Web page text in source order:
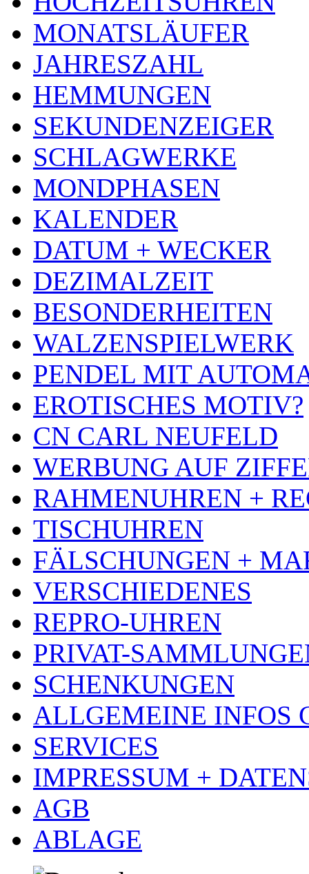
MONATSLÄUFER
JAHRESZAHL
HEMMUNGEN
SEKUNDENZEIGER
SCHLAGWERKE
MONDPHASEN
KALENDER
DATUM + WECKER
DEZIMALZEIT
BESONDERHEITEN
WALZENSPIELWERK
PENDEL MIT
EROTISCHES MOTIV?
CN CARL NEUFELD
WERBUNG AUF
RAHMENUHREN +
TISCHUHREN
FÄLSCHUNGEN +
VERSCHIEDENES
REPRO-UHREN
PRIVAT-
SCHENKUNGEN
ALLGEMEINE INFOS
SERVICES
IMPRESSUM +
AGB
ABLAGE